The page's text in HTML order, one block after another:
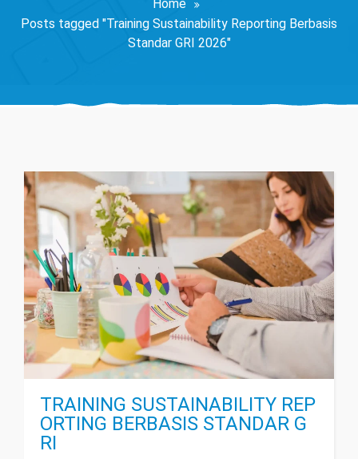
Home
Posts tagged "Training Sustainability Reporting Berbasis
Standar GRI 2026"
TRAINING SUSTAINABILITY REP
ORTING BERBASIS STANDAR G
RI